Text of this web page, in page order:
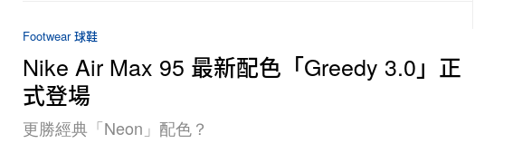
Footwear 球鞋
Nike Air Max 95 最新配色「Greedy 3.0」正
式登場
更勝經典「Neon」配色？